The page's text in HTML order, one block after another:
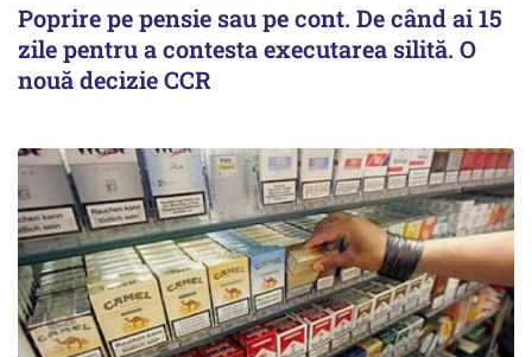
Poprire pe pensie sau pe cont. De când ai 15
zile pentru a contesta executarea silită. O
nouă decizie CCR